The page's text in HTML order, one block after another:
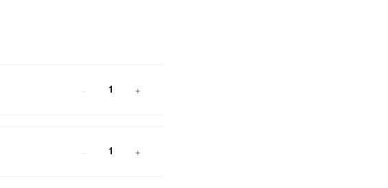
1
1